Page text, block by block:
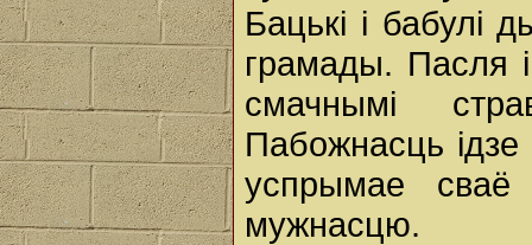
Бацькі і бабулі
грамады. Пасля
смачнымі
Пабожнасць
успрымае сваё
мужнасцю.